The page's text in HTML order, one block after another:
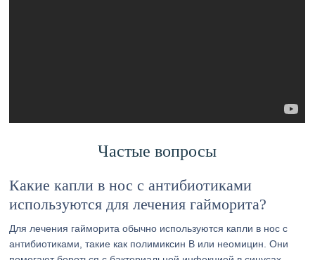
Частые вопросы
Какие капли в нос с антибиотиками
используются для лечения гайморита?
Для лечения гайморита обычно используются капли в нос с
антибиотиками, такие как полимиксин В или неомицин. Они